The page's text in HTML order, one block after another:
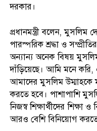
দরকার।
প্রধানমন্ত্রী বলেন, মুসলিম
পারস্পরিক শ্রদ্ধা ও
অন্যান্য অনেক বিষয়
দাঁড়িয়েছে। আমি মনে
আমাদের মুসলিম
করতে হবে। পাশাপাশি
নিজস্ব শিক্ষার্থীদের
আরও বেশি বিনিয়োগ